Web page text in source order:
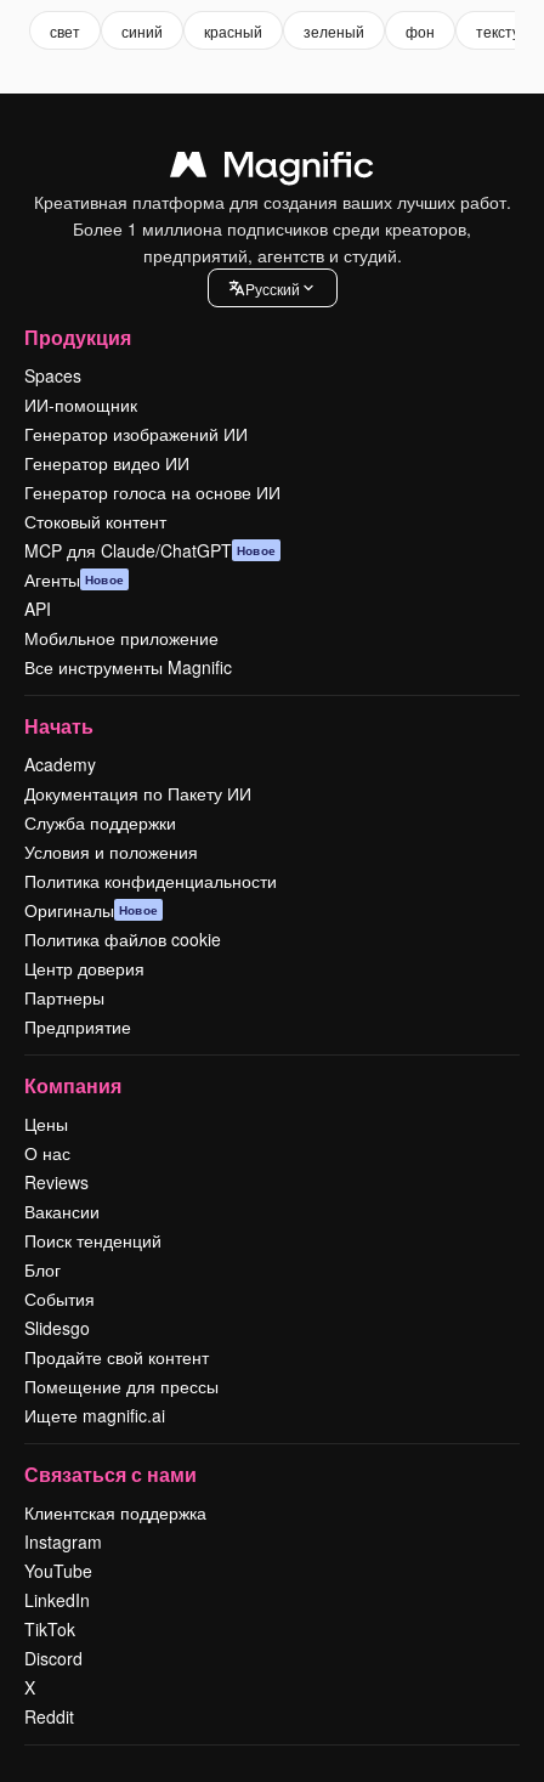
свет синий красный зеленый фон текстура
Креативная платформа для создания ваших лучших работ.
Более 1 миллиона подписчиков среди креаторов,
предприятий, агентств и студий.
Pусский
Продукция
Spaces
ИИ-помощник
Генератор изображений ИИ
Генератор видео ИИ
Генератор голоса на основе ИИ
Стоковый контент
MCP для Claude/ChatGPT Новое
Агенты Новое
API
Мобильное приложение
Все инструменты Magnific
Начать
Academy
Документация по Пакету ИИ
Служба поддержки
Условия и положения
Политика конфиденциальности
Оригиналы Новое
Политика файлов cookie
Центр доверия
Партнеры
Предприятие
Компания
Цены
О нас
Reviews
Вакансии
Поиск тенденций
Блог
События
Slidesgo
Продайте свой контент
Помещение для прессы
Ищете magnific.ai
Связаться с нами
Клиентская поддержка
Instagram
YouTube
LinkedIn
TikTok
Discord
X
Reddit